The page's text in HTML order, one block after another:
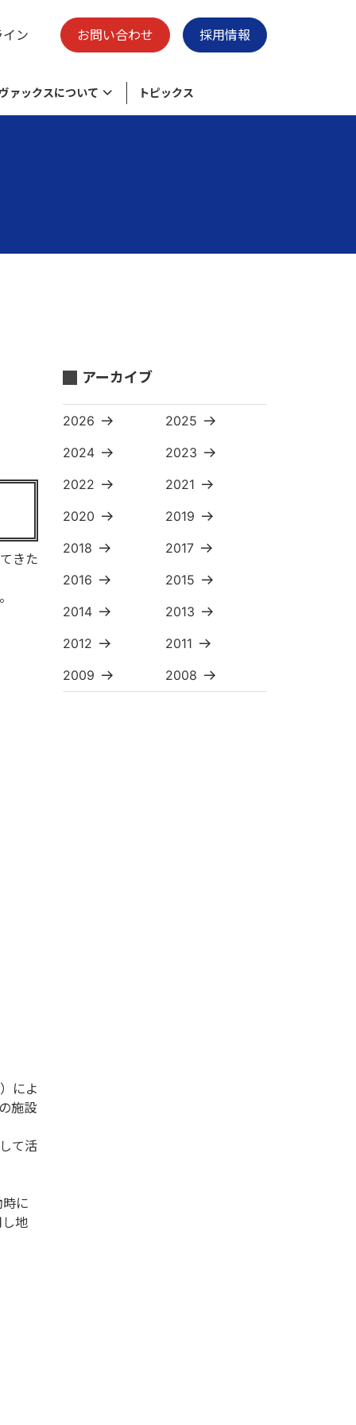
清掃事業 -swell-
ァックスについて トピックス
ン お問い合わせ 採用情報
きた
によ
施設
て活
に
地
アーカイブ
2026
2025
2024
2023
2022
2021
2020
2019
2018
2017
2016
2015
2014
2013
2012
2011
2009
2008